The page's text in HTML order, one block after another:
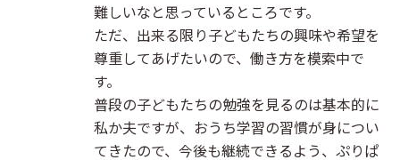
難しいなと思っているところです。
ただ、出来る限り子どもたちの興味や希望を
尊重してあげたいので、働き方を模索中で
す。
普段の子どもたちの勉強を見るのは基本的に
私か夫ですが、おうち学習の習慣が身につい
てきたので、今後も継続できるよう、ぷりぱ